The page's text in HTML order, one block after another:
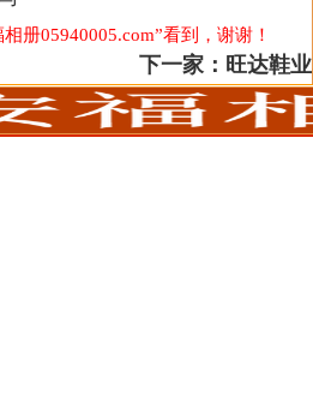
册05940005.com”看到，谢谢！
下一家： 旺达鞋业